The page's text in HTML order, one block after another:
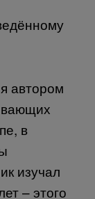
автором
в
изучал
– этого